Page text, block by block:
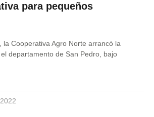
para pequeños
la Cooperativa Agro Norte arrancó la
departamento de San Pedro, bajo